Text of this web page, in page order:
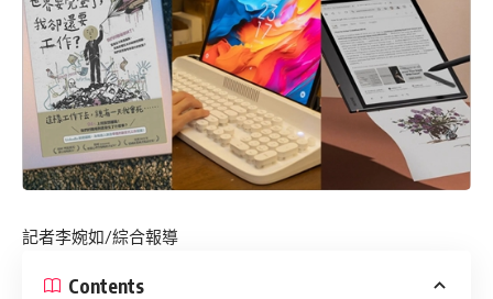
記者李婉如/綜合報導
Contents